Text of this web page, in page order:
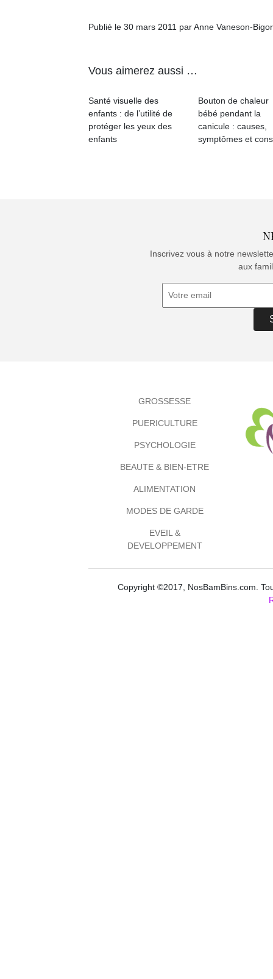
Publié le 30 mars 2011 par Anne Vaneson-
Vous aimerez aussi …
Santé visuelle des
enfants : de l’utilité de
protéger les yeux des
enfants
Bouton de chaleur
bébé pendant la
canicule : causes,
symptômes et
Inscrivez vous à notre
aux
GROSSESSE
PUERICULTURE
PSYCHOLOGIE
BEAUTE & BIEN-ETRE
ALIMENTATION
MODES DE GARDE
EVEIL &
DEVELOPPEMENT
Copyright ©2017, NosBamBins.com.